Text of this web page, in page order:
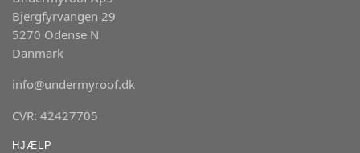
Bjergfyrvangen 29
5270 Odense N
Danmark
info@undermyroof.dk
CVR: 42427705
HJÆLP